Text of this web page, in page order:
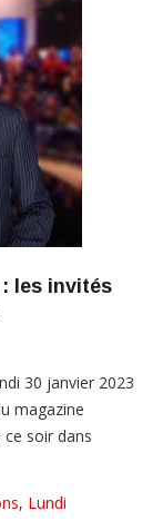
les invités
30 janvier 2023
magazine
soir dans
, Lundi